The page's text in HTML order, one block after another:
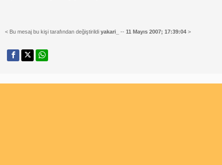
< Bu mesaj bu kişi tarafından değiştirildi yakari_ -- 11 Mayıs 2007; 17:39:04 >